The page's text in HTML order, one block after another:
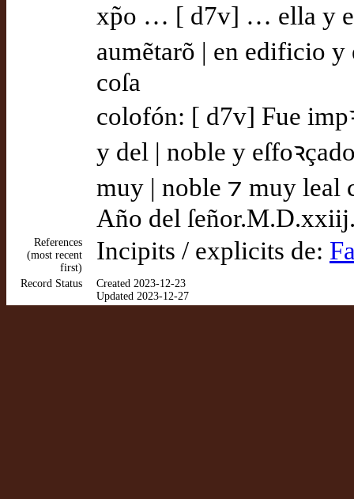
xp̃o … [ d7v] … ella y el
aumẽtarõ | en edificio y
coſa
colofón: [ d7v] Fue
y del | noble y
muy | noble ⁊ muy leal
Año del
References
(most recent
first)
Incipits / explicits de:
Record Status
Created 2023-12-23
Updated 2023-12-27